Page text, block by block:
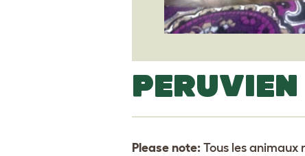
Please note: Tous les